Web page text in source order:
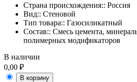
Страна происхождения:: Россия
Вид:: Стеновой
Тип товара:: Газосиликатный
Состав:: Смесь цемента,
полимерных модификаторов
В наличии
0,00 ₽
В корзину